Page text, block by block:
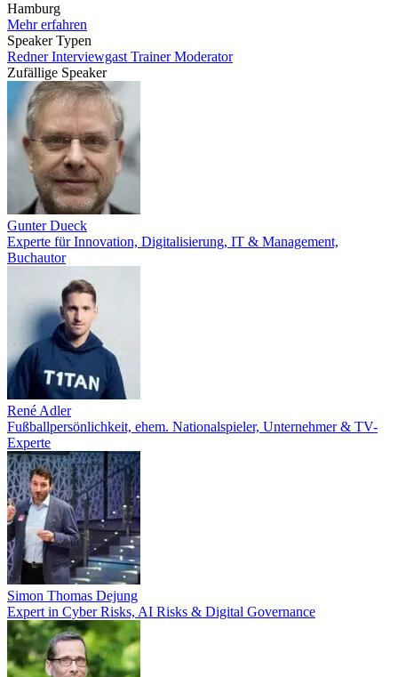
Hamburg
Mehr erfahren
Speaker Typen
RednerInterviewgast TrainerModerator
Zufällige Speaker
Gunter Dueck
Experte für Innovation, Digitalisierung, IT & Management,
Buchautor
René Adler
Fußballpersönlichkeit, ehem. Nationalspieler, Unternehmer & TV-
Experte
Simon Thomas Dejung
Expert in Cyber Risks, AI Risks & Digital Governance